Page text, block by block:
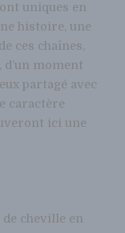
uniques en
histoire, une
ces chaînes,
d’un moment
partagé avec
caractère
ici une
cheville en